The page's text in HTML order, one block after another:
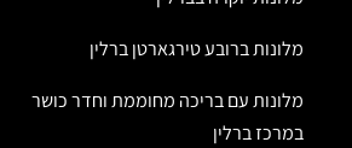
מלונות ברובע טירגארטן ברלין
מלונות עם בריכה מחוממת וחדר כושר
במרכז ברלין